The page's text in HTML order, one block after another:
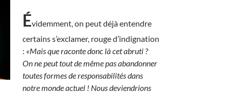
Évidemment, on peut déjà entendre
certains s’exclamer, rouge d’indignation
: «Mais que raconte donc là cet abruti ?
On ne peut tout de même pas abandonner
toutes formes de responsabilités dans
notre monde actuel ! Nous deviendrions